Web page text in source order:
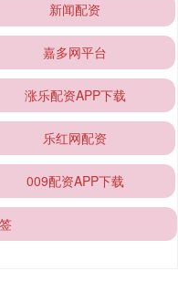
新闻配资
嘉多网平台
涨乐配资APP下载
乐红网配资
009配资APP下载